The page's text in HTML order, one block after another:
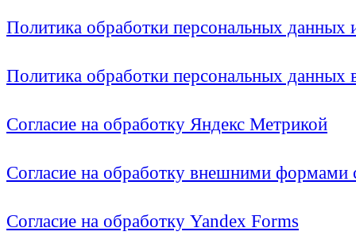
Политика обработки персональных
Политика обработки персональных
Согласие на обработку Яндекс Метрикой
Согласие на обработку внешними формами
Согласие на обработку Yandex Forms